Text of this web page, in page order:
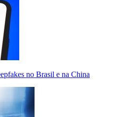
no Brasil e na China